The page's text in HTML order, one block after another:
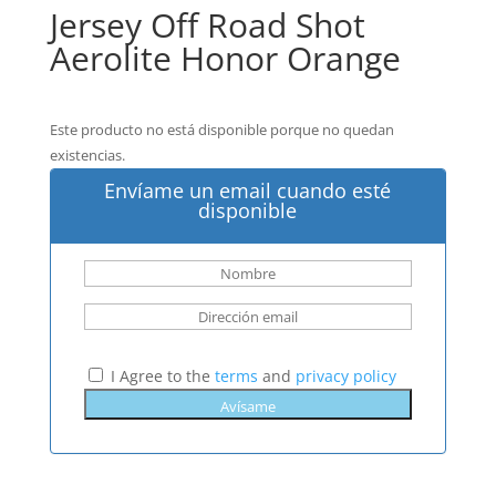
Jersey Off Road Shot
Aerolite Honor Orange
Este producto no está disponible porque no quedan
existencias.
Envíame un email cuando esté
disponible
I Agree to the terms and privacy policy